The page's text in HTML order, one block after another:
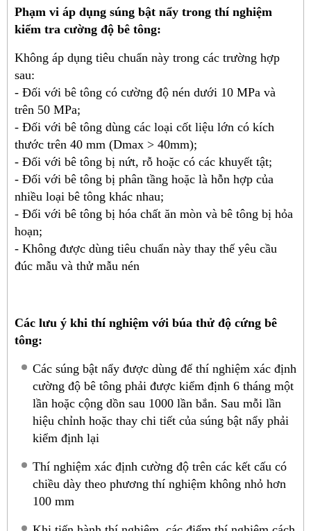
Phạm vi áp dụng súng bật nẩy trong thí nghiệm
kiểm tra cường độ bê tông:
Không áp dụng tiêu chuẩn này trong các trường hợp
sau:
- Đối với bê tông có cường độ nén dưới 10 MPa và
trên 50 MPa;
- Đối với bê tông dùng các loại cốt liệu lớn có kích
thước trên 40 mm (Dmax > 40mm);
- Đối với bê tông bị nứt, rỗ hoặc có các khuyết tật;
- Đối với bê tông bị phân tầng hoặc là hỗn hợp của
nhiều loại bê tông khác nhau;
- Đối với bê tông bị hóa chất ăn mòn và bê tông bị hỏa
hoạn;
- Không được dùng tiêu chuẩn này thay thế yêu cầu
đúc mẫu và thử mẫu nén
Các lưu ý khi thí nghiệm với búa thử độ cứng bê
tông:
Các súng bật nẩy được dùng để thí nghiệm xác định
cường độ bê tông phải được kiểm định 6 tháng một
lần hoặc cộng dồn sau 1000 lần bắn. Sau mỗi lần
hiệu chỉnh hoặc thay chi tiết của súng bật nẩy phải
kiểm định lại
Thí nghiệm xác định cường độ trên các kết cấu có
chiều dày theo phương thí nghiệm không nhỏ hơn
100 mm